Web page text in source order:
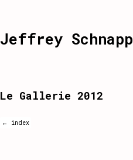
Jeffrey Schnapp
Le Gallerie 2012
← index